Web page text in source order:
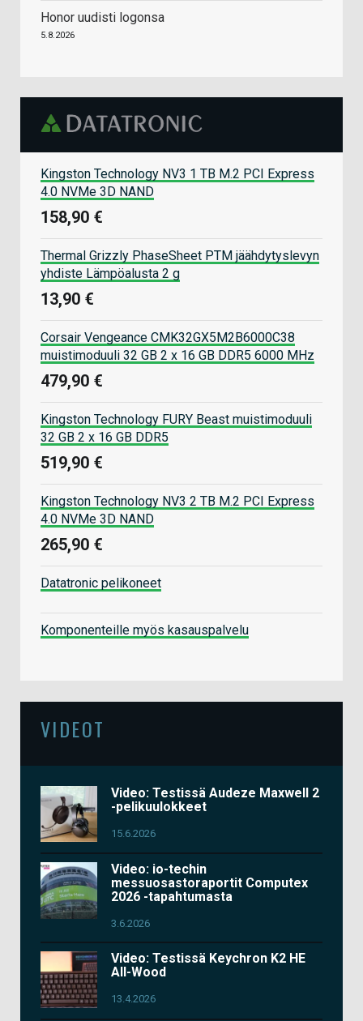
Honor uudisti logonsa
5.8.2026
Kingston Technology NV3 1 TB M.2 PCI Express
4.0 NVMe 3D NAND
158,90 €
Thermal Grizzly PhaseSheet PTM jäähdytyslevyn
yhdiste Lämpöalusta 2 g
13,90 €
Corsair Vengeance CMK32GX5M2B6000C38
muistimoduuli 32 GB 2 x 16 GB DDR5 6000 MHz
479,90 €
Kingston Technology FURY Beast muistimoduuli
32 GB 2 x 16 GB DDR5
519,90 €
Kingston Technology NV3 2 TB M.2 PCI Express
4.0 NVMe 3D NAND
265,90 €
Datatronic pelikoneet
Komponenteille myös kasauspalvelu
VIDEOT
Video: Testissä Audeze Maxwell 2
-pelikuulokkeet
15.6.2026
Video: io-techin
messuosastoraportit Computex
2026 -tapahtumasta
3.6.2026
Video: Testissä Keychron K2 HE
All-Wood
13.4.2026